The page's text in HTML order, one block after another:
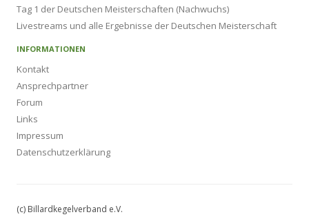
Tag 1 der Deutschen Meisterschaften (Nachwuchs)
Livestreams und alle Ergebnisse der Deutschen Meisterschaft
INFORMATIONEN
Kontakt
Ansprechpartner
Forum
Links
Impressum
Datenschutzerklärung
(c) Billardkegelverband e.V.